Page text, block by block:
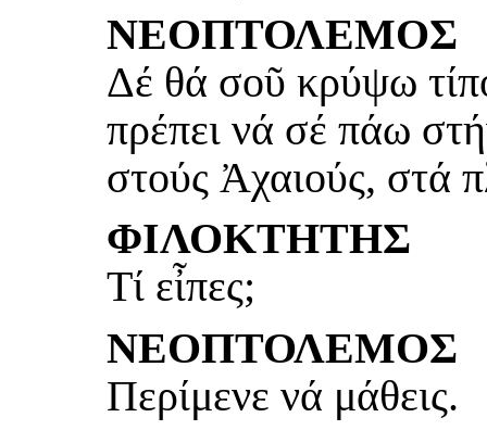
ΝΕΟΠΤΟΛΕΜΟΣ
Δέ θά σοῦ κρύψω
πρέπει νά σέ πάω
στούς Ἀχαιούς, στά
ΦΙΛΟΚΤΗΤΗΣ
Τί εἶπες;
ΝΕΟΠΤΟΛΕΜΟΣ
Περίμενε νά μάθεις.